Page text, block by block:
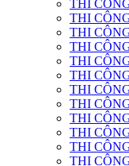
THI
THI
THI
THI
THI
THI
THI
THI
THI
THI
THI
THI